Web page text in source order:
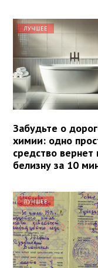
ЛУЧШЕЕ
Забудьте о
химии: одно
средство вернет
белизну за 10
ЛУЧШЕЕ